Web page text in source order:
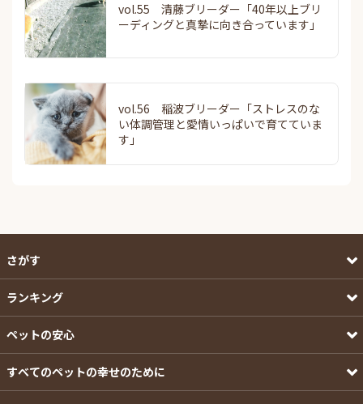
vol.55 清藤ブリーダー「40年以上ブリ
ーディングと真摯に向き合っています」
vol.56 稲波ブリーダー「ストレスのな
い体調管理と愛情いっぱいで育てていま
す」
さがす
ランキング
ペットの安心
すべてのペットの幸せのために